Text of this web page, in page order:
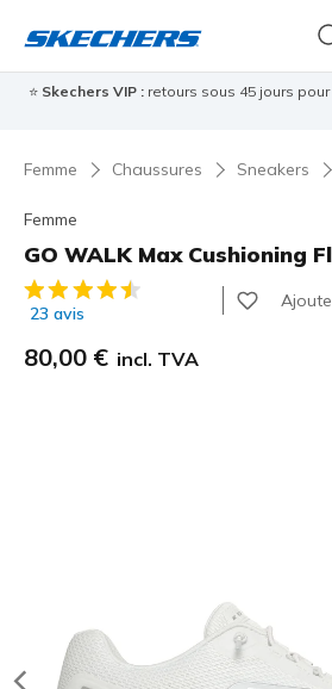
⭐ Skechers VIP : retours sous 45 jours
Femme Chaussures Sneakers
Femme
GO WALK Max Cushioning
Évaluation client 5 sur 5
23 avis
80,00 € incl. TVA